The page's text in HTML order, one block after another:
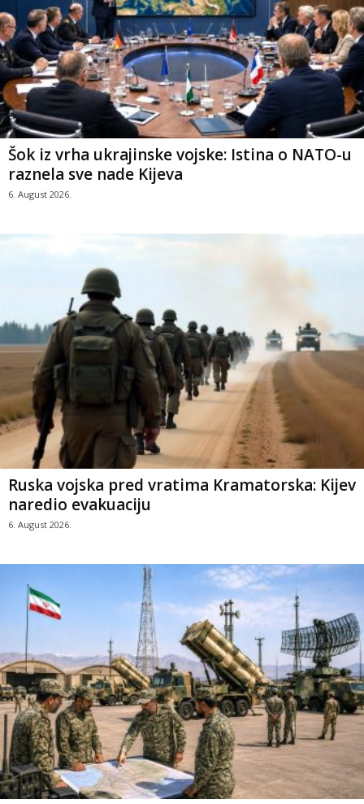
Šok iz vrha ukrajinske vojske: Istina o NATO-u
raznela sve nade Kijeva
6. August 2026.
Ruska vojska pred vratima Kramatorska: Kijev
naredio evakuaciju
6. August 2026.